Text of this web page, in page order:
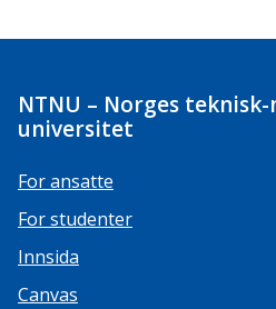
NTNU – Norges
universitet
For ansatte
For studenter
Innsida
Canvas